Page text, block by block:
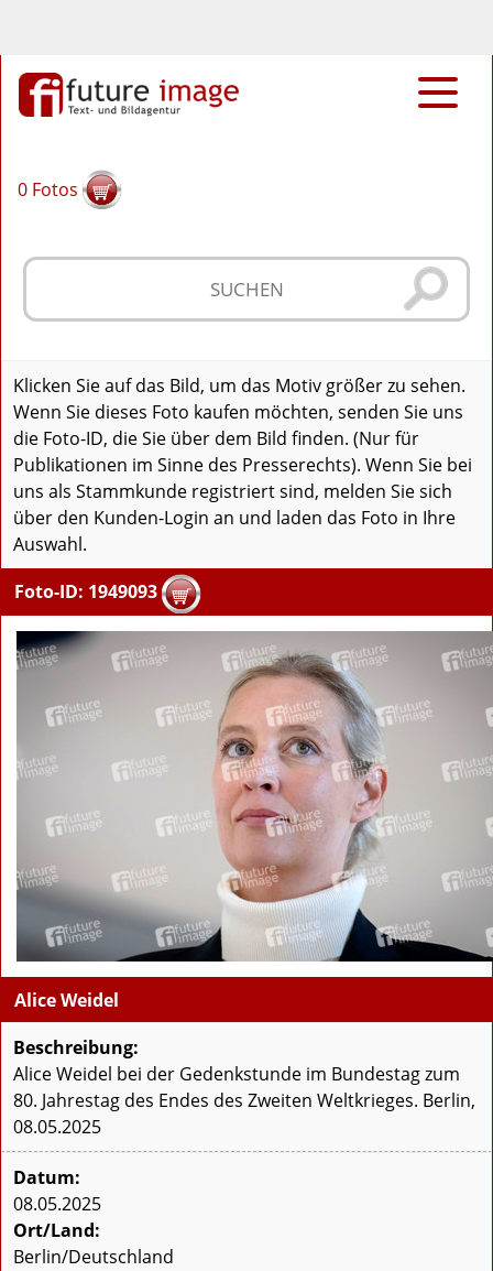
0 Fotos
Klicken Sie auf das Bild, um das Motiv größer zu sehen.
Wenn Sie dieses Foto kaufen möchten, senden Sie uns
die Foto-ID, die Sie über dem Bild finden. (Nur für
Publikationen im Sinne des Presserechts). Wenn Sie bei
uns als Stammkunde registriert sind, melden Sie sich
über den Kunden-Login an und laden das Foto in Ihre
Auswahl.
Foto-ID: 1949093
Alice Weidel
Beschreibung:
Alice Weidel bei der Gedenkstunde im Bundestag zum
80. Jahrestag des Endes des Zweiten Weltkrieges. Berlin,
08.05.2025
Datum:
08.05.2025
Ort/Land:
Berlin/Deutschland